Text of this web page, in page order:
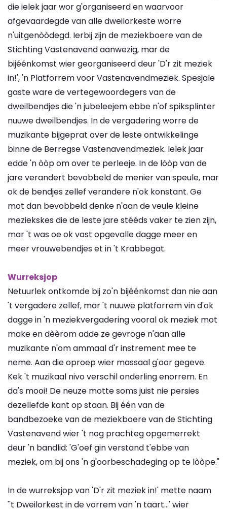
die ielek jaar wor g'organiseerd en waarvoor
afgevaardegde van alle dweilorkeste worre
n'uitgenòòdegd. Ierbij zijn de meziekboere van de
Stichting Vastenavend aanwezig, mar de
bijéénkomst wier georganiseerd deur 'D'r zit meziek
in!', 'n Platforrem voor Vastenavendmeziek. Spesjale
gaste ware de vertegewoordegers van de
dweilbendjes die 'n jubeleejem ebbe n'of spiksplinter
nuuwe dweilbendjes. In de vergadering worre de
muzikante bijgeprat over de leste ontwikkelinge
binne de Berregse Vastenavendmeziek. Ielek jaar
edde 'n òòp om over te perleeje. In de lòòp van de
jare verandert bevobbeld de menier van speule, mar
ok de bendjes zellef verandere n'ok konstant. Ge
mot dan bevobbeld denke n'aan de veule kleine
meziekskes die de leste jare stééds vaker te zien zijn,
mar 't was oe ok vast opgevalle dagge meer en
meer vrouwebendjes et in 't Krabbegat.
Wurreksjop
Netuurlek ontkomde bij zo'n bijéénkomst dan nie aan
't vergadere zellef, mar 't nuuwe platforrem vin d'ok
dagge in 'n meziekvergadering vooral ok meziek mot
make en dèèrom adde ze gevroge n'aan alle
muzikante n'om ammaal d'r instrement mee te
neme. Aan die oproep wier massaal g'oor gegeve.
Kek 't muzikaal nivo verschil onderling enorrem. En
da's mooi! De neuze motte soms juist nie persies
dezellefde kant op staan. Bij één van de
bandbezoeke van de meziekboere van de Stichting
Vastenavend wier 't nog prachteg opgemerrekt
deur 'n bandlid: 'G'oef gin verstand t'ebbe van
meziek, om bij ons 'n g'oorbeschadeging op te lòòpe."
In de wurreksjop van 'D'r zit meziek in!' mette naam
''t Dweilorkest in de vorrem van 'n taart...' wier